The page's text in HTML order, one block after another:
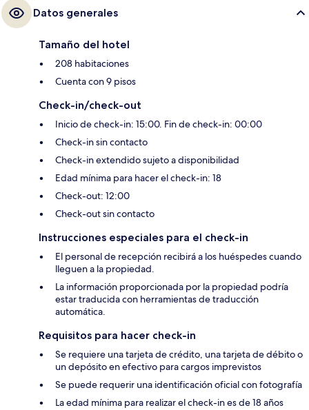
Datos generales
Tamaño del hotel
208 habitaciones
Cuenta con 9 pisos
Check-in/check-out
Inicio de check-in: 15:00. Fin de check-in: 00:00
Check-in sin contacto
Check-in extendido sujeto a disponibilidad
Edad mínima para hacer el check-in: 18
Check-out: 12:00
Check-out sin contacto
Instrucciones especiales para el check-in
El personal de recepción recibirá a los huéspedes cuando
lleguen a la propiedad.
La información proporcionada por la propiedad podría
estar traducida con herramientas de traducción
automática.
Requisitos para hacer check-in
Se requiere una tarjeta de crédito, una tarjeta de débito o
un depósito en efectivo para cargos imprevistos
Se puede requerir una identificación oficial con fotografía
La edad mínima para realizar el check-in es de 18 años